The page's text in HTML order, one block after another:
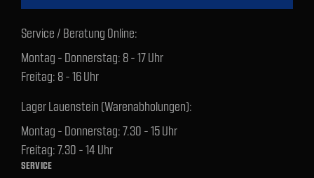
Service / Beratung Online:
Montag - Donnerstag: 8 - 17 Uhr
Freitag: 8 - 16 Uhr
Lager Lauenstein (Warenabholungen):
Montag - Donnerstag: 7.30 - 15 Uhr
Freitag: 7.30 - 14 Uhr
SERVICE